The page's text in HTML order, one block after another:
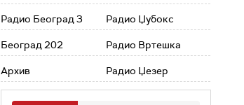
Радио Београд 3
Београд 202
Архив
Радио Џубокс
Радио Вртешка
Радио Џезер